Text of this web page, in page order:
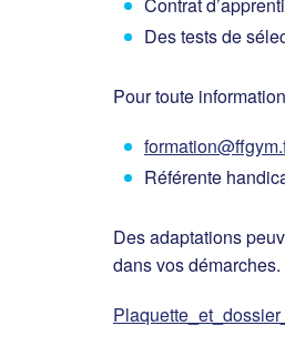
Des tests de
Pour toute
Référente
Des adaptations
dans vos démarches.